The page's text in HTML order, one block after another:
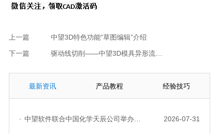
上一篇 中望3D特色功能“草图编辑”介绍
下一篇 驱动线切削——中望3D模具异形流道的加工方法介绍
最新资讯 产品教程 经验技巧
· 中望软件联合中国化学天辰公司举办“走进标杆企业”研讨会，共探流程工业数字化创新实践 2026-07-31